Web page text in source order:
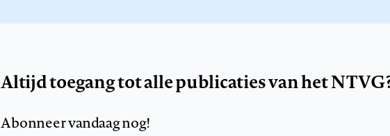
Altijd toegang tot alle publicaties van het
Abonneer vandaag nog!